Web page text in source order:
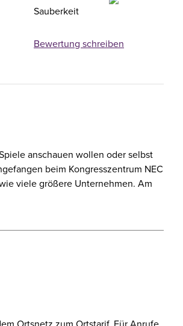
Sauberkeit
Bewertung schreiben
anschauen wollen oder selbst
beim Kongresszentrum NEC
viele größere Unternehmen. Am